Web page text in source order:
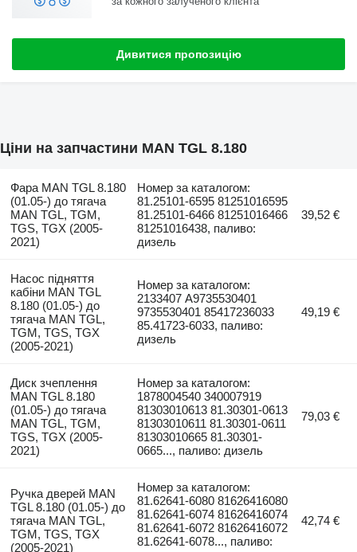
Дивитися пропозицію
Ціни на запчастини MAN TGL 8.180
Фара MAN TGL 8.180
(01.05-) до тягача
MAN TGL, TGM,
TGS, TGX (2005-
2021)
Номер за каталогом:
81.25101-6595 81251016595
81.25101-6466 81251016466
81251016438, паливо:
дизель
39,52 €
Насос підняття
кабіни MAN TGL
8.180 (01.05-) до
тягача MAN TGL,
TGM, TGS, TGX
(2005-2021)
Номер за каталогом:
2133407 A9735530401
9735530401 85417236033
85.41723-6033, паливо:
дизель
49,19 €
Диск зчеплення
MAN TGL 8.180
(01.05-) до тягача
MAN TGL, TGM,
TGS, TGX (2005-
2021)
Номер за каталогом:
1878004540 340007919
81303010613 81.30301-0613
81303010611 81.30301-0611
81303010665 81.30301-
0665..., паливо: дизель
79,03 €
Ручка дверей MAN
TGL 8.180 (01.05-) до
тягача MAN TGL,
TGM, TGS, TGX
(2005-2021)
Номер за каталогом:
81.62641-6080 81626416080
81.62641-6074 81626416074
81.62641-6072 81626416072
81.62641-6078..., паливо:
42,74 €